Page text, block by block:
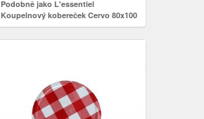
Podobně jako L'essentiel
Koupelnový kobereček Cervo 80x100
cm vícebarevný